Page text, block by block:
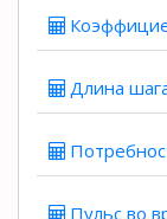
Длина
Пульс во